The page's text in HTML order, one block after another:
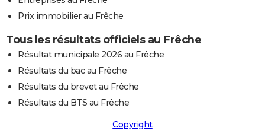
Prix immobilier au Frêche
Tous les résultats officiels au Frêche
Résultat municipale 2026 au Frêche
Résultats du bac au Frêche
Résultats du brevet au Frêche
Résultats du BTS au Frêche
Copyright